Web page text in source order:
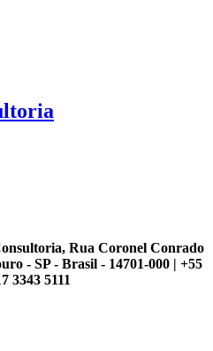
Rua Coronel Conrado
- SP - Brasil - 14701-000 | +55
3343 5111